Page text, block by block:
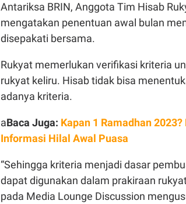
Antariksa BRIN, Anggota Tim Hisab
mengatakan penentuan awal bulan
disepakati bersama.
Rukyat memerlukan verifikasi kriteria
rukyat keliru. Hisab tidak bisa
adanya kriteria.
aBaca Juga: Kapan 1 Ramadhan
Informasi Hilal Awal Puasa
“Sehingga kriteria menjadi dasar
dapat digunakan dalam prakiraan
pada Media Lounge Discussion